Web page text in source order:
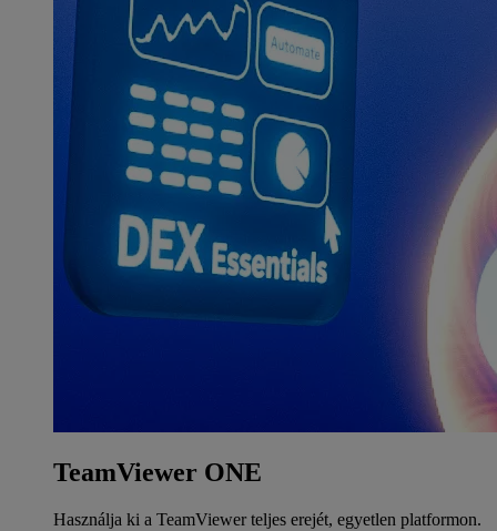
TeamViewer ONE
Használja ki a TeamViewer teljes erejét, egyetlen platformon.